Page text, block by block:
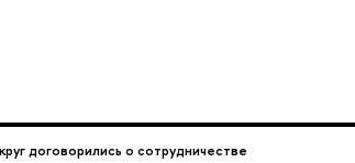
договорились о сотрудничестве